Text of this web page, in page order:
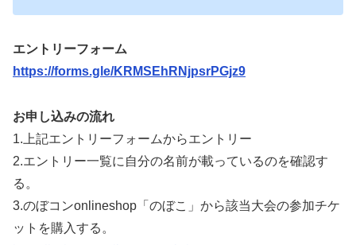
エントリーフォーム
https://forms.gle/KRMSEhRNjpsrPGjz9
お申し込みの流れ
1.上記エントリーフォームからエントリー
2.エントリー一覧に自分の名前が載っているのを確認す
る。
3.のぼコンonlineshop「のぼこ」から該当大会の参加チケ
ットを購入する。